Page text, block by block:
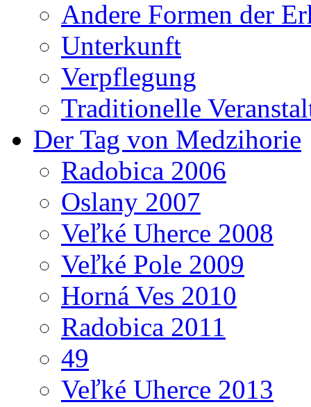
Andere Formen der
Unterkunft
Verpflegung
Traditionelle
Der Tag von Medzihorie
Radobica 2006
Oslany 2007
Veľké Uherce 2008
Veľké Pole 2009
Horná Ves 2010
Radobica 2011
49
Veľké Uherce 2013